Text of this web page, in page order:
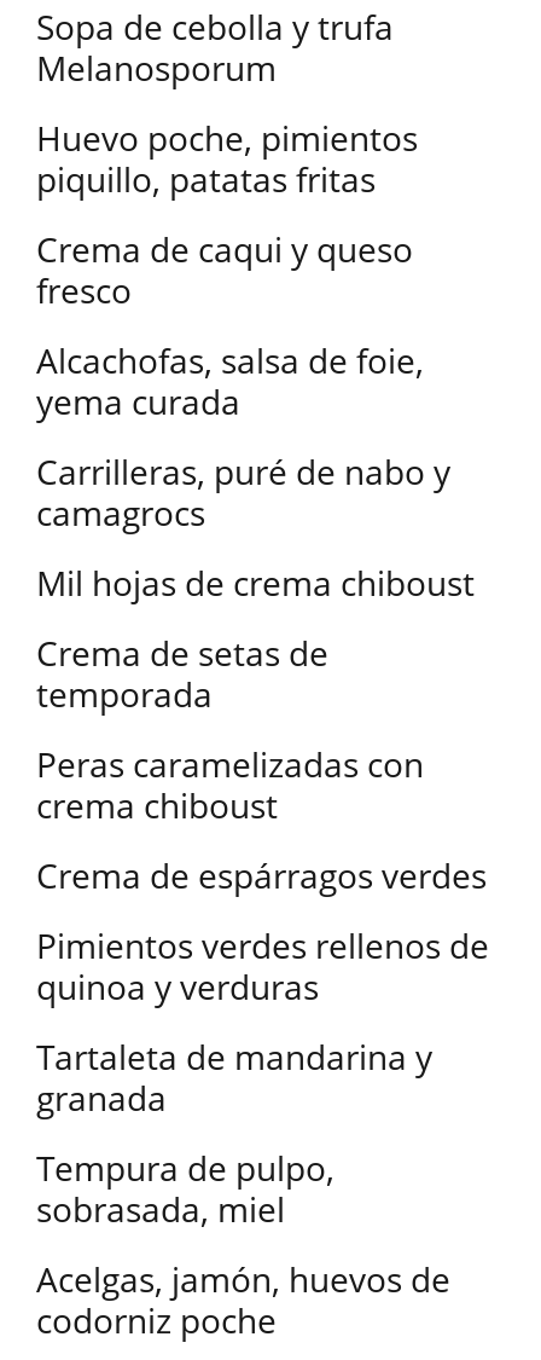
Sopa de cebolla y trufa
Melanosporum
Huevo poche, pimientos
piquillo, patatas fritas
Crema de caqui y queso
fresco
Alcachofas, salsa de foie,
yema curada
Carrilleras, puré de nabo y
camagrocs
Mil hojas de crema chiboust
Crema de setas de
temporada
Peras caramelizadas con
crema chiboust
Crema de espárragos verdes
Pimientos verdes rellenos de
quinoa y verduras
Tartaleta de mandarina y
granada
Tempura de pulpo,
sobrasada, miel
Acelgas, jamón, huevos de
codorniz poche